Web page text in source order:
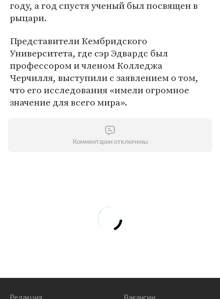
году, а год спустя ученый был посвящен в
рыцари.
Представители Кембридского
Университета, где сэр Эдвардс был
профессором и членом Колледжа
Черчилля, выступили с заявлением о том,
что его исследования «имели огромное
значение для всего мира».
Комментарии отключены